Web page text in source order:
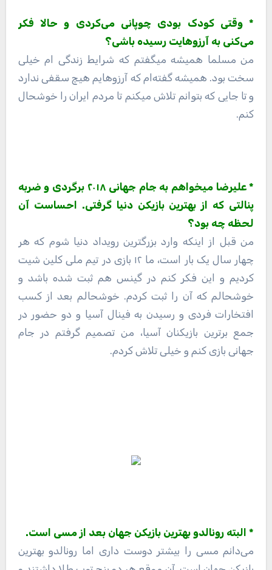
* وقتی کودک بودی چوپانی می‌کردی و حالا فکر
می‌کنی به آرزوهایت رسیده باشی؟
من مسلما همیشه میگفتم که شرایط زندگی ام خیلی
سخت بود. همیشه گفته‌ام که آرزوهایم هیچ سقفی ندارد
و تا جایی که بتوانم تلاش میکنم تا مردم ایران را خوشحال
کنم.
* علیرضا میخواهم به جام جهانی ۲۰۱۸ برگردی و ضربه
پنالتی که از بهترین بازیکن دنیا گرفتی. احساست آن
لحظه چه بود؟
من قبل از اینکه وارد بزرگترین رویداد دنیا شوم که هر
چهار سال یک بار است، ما ۱۲ بازی در تیم ملی کلین شیت
کردیم و این فکر کنم در گینس هم ثبت شده باشد و
خوشحالم که آن را ثبت کردم. خوشحالم بعد از کسب
افتخارات فردی و رسیدن به فینال آسیا و دو حضور در
جمع برترین بازیکنان آسیا، من تصمیم گرفتم در جام
جهانی بازی کنم و خیلی تلاش کردم.
* البته رونالدو بهترین بازیکن جهان بعد از مسی است.
می‌دانم مسی را بیشتر دوست داری اما رونالدو بهترین